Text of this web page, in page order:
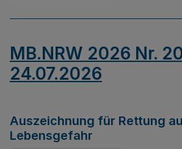
MB.NRW 2026 Nr.
24.07.2026
Auszeichnung für Rettung
Lebensgefahr